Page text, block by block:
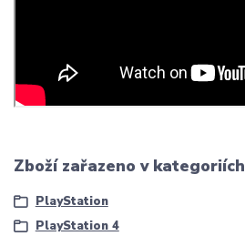
Zboží zařazeno v kategoriích
PlayStation
PlayStation 4